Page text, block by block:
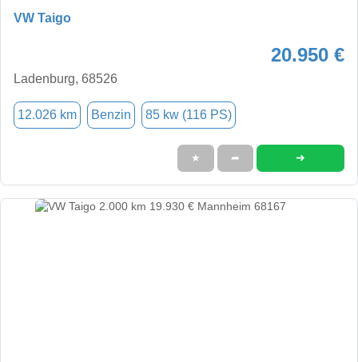
VW Taigo
20.950 €
Ladenburg, 68526
12.026 km Benzin 85 kw (116 PS)
★ ➦ ➜